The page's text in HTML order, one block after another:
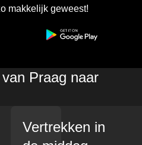
makkelijk geweest!
Praag naar
Vertrekken in